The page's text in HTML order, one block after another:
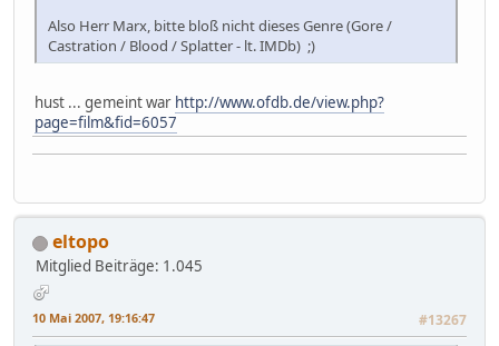
Also Herr Marx, bitte bloß nicht dieses Genre (Gore /
Castration / Blood / Splatter - lt. IMDb) ;)
hust ... gemeint war http://www.ofdb.de/view.php?
page=film&fid=6057
eltopo
Mitglied Beiträge: 1.045
10 Mai 2007, 19:16:47 #13267